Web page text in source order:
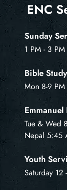
ENC
Sunday
1 PM - 3 PM
Bible Study
Mon 8-9 PM
Tue & Wed
Nepal 5:45
Youth
Saturday 12